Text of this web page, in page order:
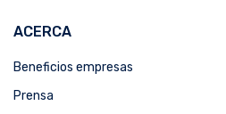
ACERCA
Beneficios empresas
Prensa